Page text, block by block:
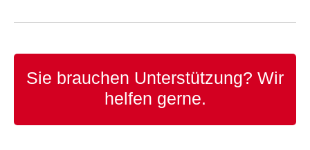
Sie brauchen Unterstützung? Wir
helfen gerne.